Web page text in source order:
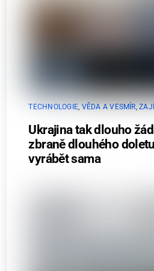
TECHNOLOGIE, VĚDA A VESMÍR,
Ukrajina tak dlouho
zbraně dlouhého
vyrábět sama